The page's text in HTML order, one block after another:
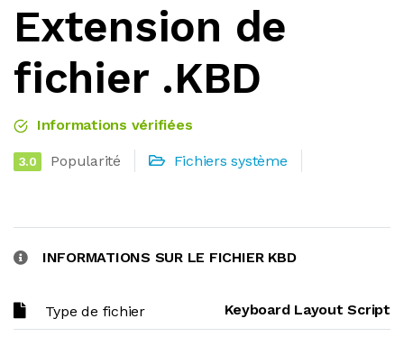
Extension de
fichier .KBD
Informations vérifiées
3.0 Popularité Fichiers système
INFORMATIONS SUR LE FICHIER KBD
Type de fichier Keyboard Layout Script